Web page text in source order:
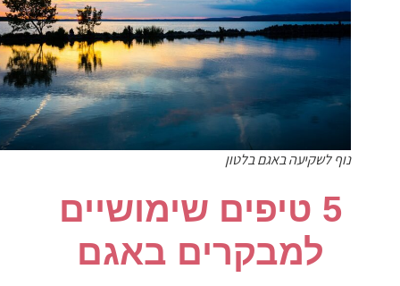
נוף לשקיעה באגם בלטון
​5 טיפים שימושיים
למבקרים באגם